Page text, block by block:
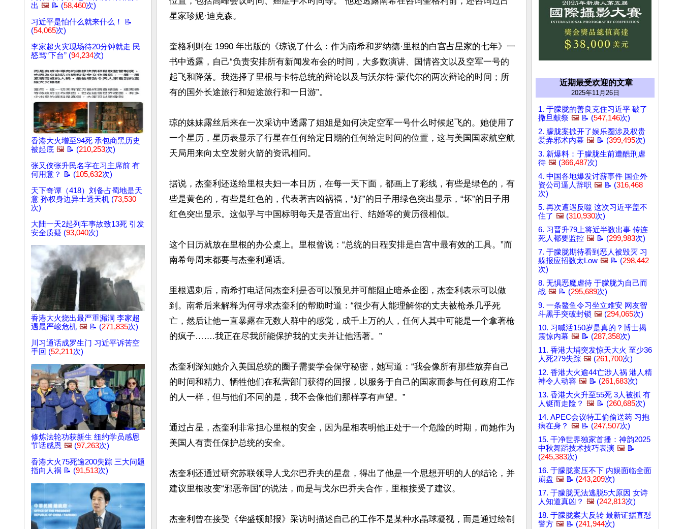
出 🖼️ 📝 (58,460次)
习近平是怕什么就来什么！ 📝
(54,065次)
李家超火灾现场待20分钟就走 民
怒骂“下台” (94,234次)
香港大火增至94死 承包商黑历史
被起底 🖼️ 📝 (210,253次)
张又侠张升民名字在习主席前 有
何用意？ 📝 (105,632次)
天下奇谭（418）刘备占蜀地是天
意 孙权身边异士透天机 (73,530
次)
大陆一天2起列车事故致13死 引发
安全质疑 (93,040次)
香港大火烧出最严重漏洞 李家超
遇最严峻危机 🖼️ 📝 (271,835次)
川习通话成罗生门 习近平诉苦空
手回 (52,211次)
修炼法轮功获新生 纽约学员感恩
节话感恩 🖼️ (97,263次)
香港大火75死逾200失踪 三大问题
指向人祸 📝 (91,513次)
星家珍妮·迪克森。
奎格利则在 1990 年出版的《琼说了什么：作为南希和罗纳德·里根的白宫占星家的七年》一
书中透露，自己“负责安排所有新闻发布会的时间，大多数演讲、国情咨文以及空军一号的
起飞和降落。我选择了里根与卡特总统的辩论以及与沃尔特·蒙代尔的两次辩论的时间；所
有的国外长途旅行和短途旅行和一日游”。
琼的妹妹露丝后来在一次采访中透露了姐姐是如何决定空军一号什么时候起飞的。她使用了
一个星历，星历表显示了行星在任何给定日期的任何给定时间的位置，这与美国国家航空航
天局用来向太空发射火箭的资讯相同。
据说，杰奎利还送给里根夫妇一本日历，在每一天下面，都画上了彩线，有些是绿色的，有
些是黄色的，有些是红色的，代表著吉凶祸福，“好”的日子用绿色突出显示，“坏”的日子用
红色突出显示。这似乎与中国标明每天是否宜出行、结婚等的黄历很相似。
这个日历就放在里根的办公桌上。里根曾说：“总统的日程安排是白宫中最有效的工具。”而
南希每周末都要与杰奎利通话。
里根遇刺后，南希打电话问杰奎利是否可以预见并可能阻止暗杀企图，杰奎利表示可以做
到。南希后来解释为何寻求杰奎利的帮助时道：“很少有人能理解你的丈夫被枪杀几乎死
亡，然后让他一直暴露在无数人群中的感觉，成千上万的人，任何人其中可能是一个拿著枪
的疯子…….我正在尽我所能保护我的丈夫并让他活著。”
杰奎利深知她介入美国总统的圈子需要学会保守秘密，她写道：“我会像所有那些放弃自己
的时间和精力、牺牲他们在私营部门获得的回报，以服务于自己的国家而参与任何政府工作
的人一样，但与他们不同的是，我不会像他们那样享有声望。”
通过占星，杰奎利非常担心里根的安全，因为星相表明他正处于一个危险的时期，而她作为
美国人有责任保护总统的安全。
杰奎利还通过研究苏联领导人戈尔巴乔夫的星盘，得出了他是一个思想开明的人的结论，并
建议里根改变“邪恶帝国”的说法，而是与戈尔巴乔夫合作，里根接受了建议。
杰奎利曾在接受《华盛顿邮报》采访时描述自己的工作不是某种水晶球凝视，而是通过绘制
近期最受欢迎的文章
2025年11月26日
1. 于朦胧的善良克住习近平 破了
撒旦献祭 🖼️ 📝 (547,146次)
2. 朦胧案掀开了娱乐圈涉及权贵
爱弄邪术内幕 🖼️ 📝 (399,495次)
3. 新爆料：于朦胧生前遭酷刑虐
待 🖼️ (366,487次)
4. 中国各地爆发讨薪事件 国企外
资公司逼人辞职 🖼️ 📝 (316,468
次)
5. 再次遭遇反噬 这次习近平盖不
住了 🖼️ (310,930次)
6. 习晋升79上将近半数出事 传连
死人都要监控 🖼️ 📝 (299,983次)
7. 于朦胧期待看到恶人被毁灭 习
躲报应招数太Low 🖼️ 📝 (298,442
次)
8. 无惧恶魔虐待 于朦胧为自己而
战 🖼️ 📝 (295,689次)
9. 一条鳌鱼令习坐立难安 网友智
斗黑手突破封锁 🖼️ (294,065次)
10. 习喊活150岁是真的？博士揭
震惊内幕 🖼️ 📝 (287,358次)
11. 香港大埔突发惊天大火 至少36
人死279失踪 🖼️ (261,700次)
12. 香港大火逾44亡涉人祸 港人精
神令人动容 🖼️ 📝 (261,683次)
13. 香港大火升至55死 3人被抓 有
人铤而走险？ 🖼️ 📝 (260,685次)
14. APEC会议特工偷偷送药 习抱
病在身？ 🖼️ 📝 (247,507次)
15. 干净世界独家首播：神韵2025
中秋舞蹈技术技巧表演 🖼️ 📝
(245,383次)
16. 于朦胧案压不下 内娱面临全面
崩盘 🖼️ 📝 (243,209次)
17. 于朦胧无法逃脱5大原因 女诗
人知道真凶？ 🖼️ (242,813次)
18. 于朦胧案大反转 最新证据直怼
警方 🖼️ 📝 (241,944次)